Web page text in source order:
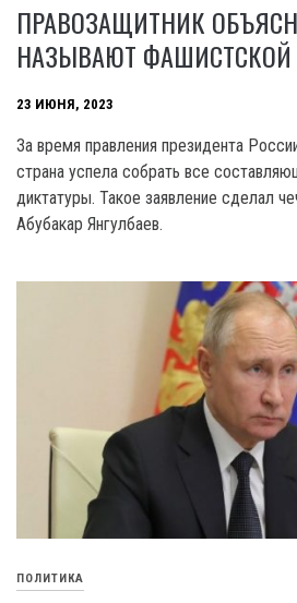
ПРАВОЗАЩИТНИК
НАЗЫВАЮТ ФАШИСТСКОЙ
23 ИЮНЯ, 2023
За время правления президента
страна успела собрать все
диктатуры. Такое заявление сделал
Абубакар Янгулбаев.
ПОЛИТИКА